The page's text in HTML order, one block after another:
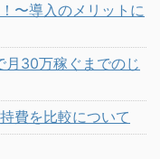
〜導入のメリットに
月30万稼ぐまでのじ
費を比較について